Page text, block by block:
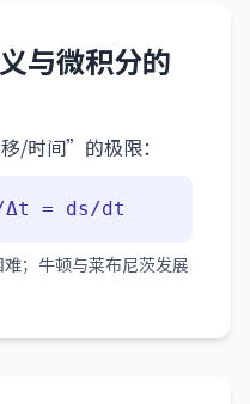
与微积分的
/时间”的极限：
Δt = ds/dt
；牛顿与莱布尼茨发展